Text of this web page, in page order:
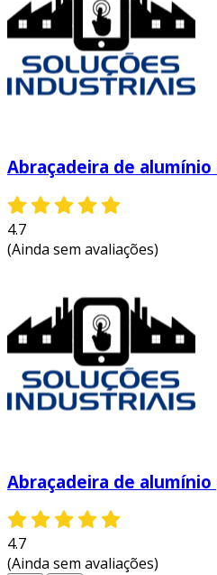
Abraçadeira de alumínio
4.7
(Ainda sem avaliações)
Abraçadeira de
4.7
(Ainda sem avaliações)